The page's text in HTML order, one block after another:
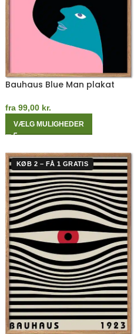
Bauhaus Blue Man plakat
fra 99,00 kr.
VÆLG MULIGHEDER
KØB 2 – FÅ 1 GRATIS